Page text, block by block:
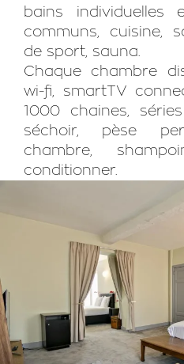
bains individuelles
communs, cuisine,
de sport, sauna.
Chaque chambre
wi-fi, smartTV
1000 chaines,
séchoir, pèse
chambre,
conditionner.